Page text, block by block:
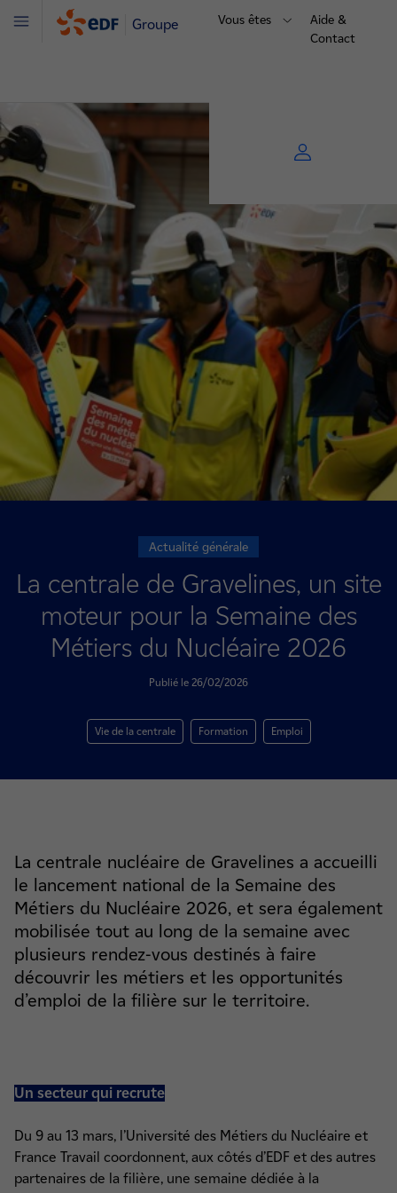
Groupe Vous êtes
Aide &
Contact
Menu
Actualité générale
La centrale de Gravelines, un site
moteur pour la Semaine des
Métiers du Nucléaire 2026
Publié le 26/02/2026
Vie de la centrale Formation Emploi
La centrale nucléaire de Gravelines a accueilli
le lancement national de la Semaine des
Métiers du Nucléaire 2026, et sera également
mobilisée tout au long de la semaine avec
plusieurs rendez-vous destinés à faire
découvrir les métiers et les opportunités
d’emploi de la filière sur le territoire.
Un secteur qui recrute
Du 9 au 13 mars, l’Université des Métiers du Nucléaire et
France Travail coordonnent, aux côtés d’EDF et des autres
partenaires de la filière, une semaine dédiée à la